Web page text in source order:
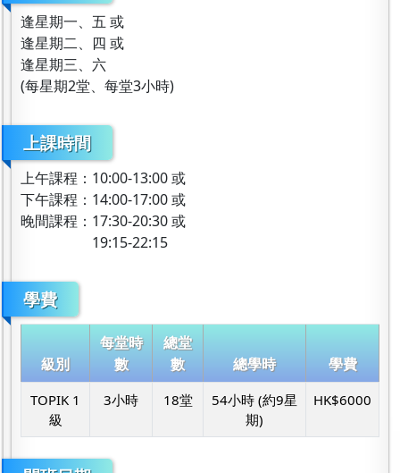
逢星期一、五 或
逢星期二、四 或
逢星期三、六
(每星期2堂、每堂3小時)
上課時間
上午課程：10:00-13:00 或
下午課程：14:00-17:00 或
晚間課程：17:30-20:30 或
19:15-22:15
學費
級別
每堂時
數
總堂
數
總學時 學費
TOPIK 1
級
3小時 18堂
54小時 (約9星
期)
HK$6000